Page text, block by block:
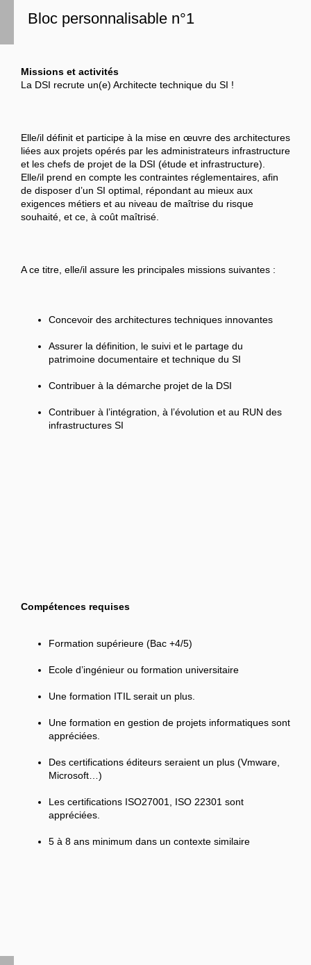
Bloc personnalisable n°1
Missions et activités
La DSI recrute un(e) Architecte technique du SI !
Elle/il définit et participe à la mise en œuvre des architectures
liées aux projets opérés par les administrateurs infrastructure
et les chefs de projet de la DSI (étude et infrastructure).
Elle/il prend en compte les contraintes réglementaires, afin
de disposer d’un SI optimal, répondant au mieux aux
exigences métiers et au niveau de maîtrise du risque
souhaité, et ce, à coût maîtrisé.
A ce titre, elle/il assure les principales missions suivantes :
Concevoir des architectures techniques innovantes
Assurer la définition, le suivi et le partage du
patrimoine documentaire et technique du SI
Contribuer à la démarche projet de la DSI
Contribuer à l’intégration, à l’évolution et au RUN des
infrastructures SI
Compétences requises
Formation supérieure (Bac +4/5)
Ecole d’ingénieur ou formation universitaire
Une formation ITIL serait un plus.
Une formation en gestion de projets informatiques sont
appréciées.
Des certifications éditeurs seraient un plus (Vmware,
Microsoft…)
Les certifications ISO27001, ISO 22301 sont
appréciées.
5 à 8 ans minimum dans un contexte similaire